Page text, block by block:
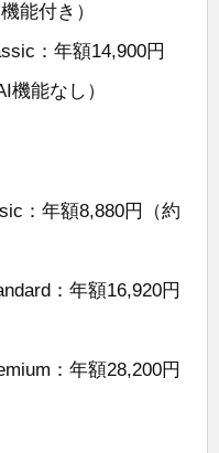
能付き）
：年額14,900円
機能なし）
：年額8,880円（約
：年額16,920円
：年額28,200円